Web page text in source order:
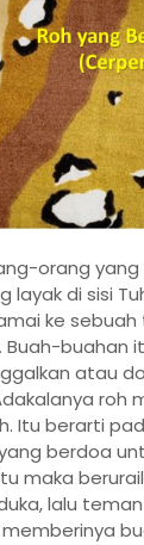
orang
di sisi
ke
buahan
atau
roh
Itu berarti
berdoa
maka
lalu